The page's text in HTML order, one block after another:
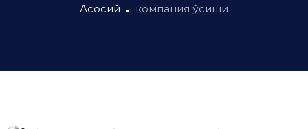
Асосий компания ўсиши